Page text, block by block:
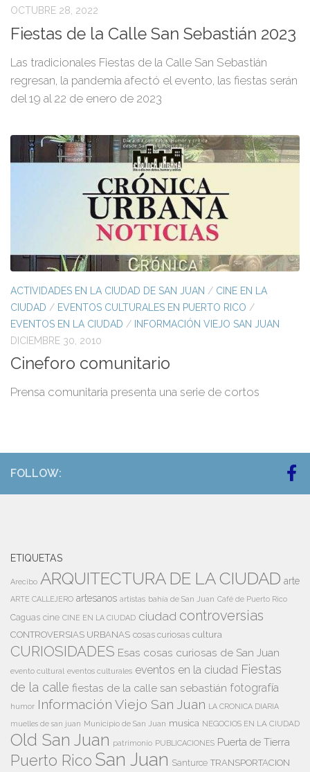
OCTUBRE 28, 2022
Fiestas de la Calle San Sebastián 2023
Las tradicionales Fiestas de la Calle San Sebastián
regresan, la pandemia afectó el evento, las fiestas serán
del 19 al 22 de enero de 2023
ACTIVIDADES EN LA CIUDAD DE SAN JUAN / CINE EN LA
CIUDAD / EVENTOS CULTURALES EN PUERTO RICO /
EVENTOS EN LA CIUDAD / INFORMACIÓN VIEJO SAN JUAN
DICIEMBRE 30, 2010
Cineforo comunitario
Prensa comunitaria presenta una serie de cortos
FOLLOW:
ETIQUETAS
Arecibo ARQUITECTURA DE LA CIUDAD arte
ARTE CALLEJERO artesanos artistas bahía de San Juan Café de Puerto Rico
Caguas cine CINE EN LA CIUDAD ciudad controversias
CONTROVERSIAS URBANAS cosas curiosas cultura
CURIOSIDADES Esas cosas curiosas de San Juan
evento cultural eventos culturales eventos en la ciudad Fiestas
de la calle fiestas de la calle san sebastián fotografía
humor Información Viejo San Juan LA CRONICA DIARIA
muelles de san juan Municipio de San Juan musica NEGOCIOS EN LA CIUDAD
Old San Juan patrimonio PUBLICACIONES Puerta de Tierra
Puerto Rico San Juan Santurce TRANSPORTACION